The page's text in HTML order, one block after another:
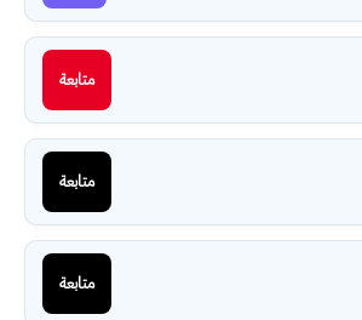
متابعة
متابعة
متابعة